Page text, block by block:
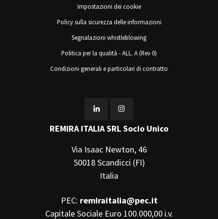
Impostazioni dei cookie
Policy sulla sicurezza delle informazioni
Segnalazioni whistleblowing
Politica per la qualità - ALL. A (Rev 0)
Condizioni generali e particolari di contratto
REMIRA ITALIA SRL Socio Unico
Via Isaac Newton, 46
50018 Scandicci (FI)
Italia
PEC: remiraitalia@pec.it
Capitale Sociale Euro 100.000,00 i.v.